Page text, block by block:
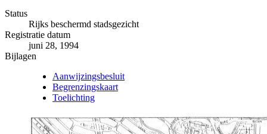
+
−
Status
Rijks beschermd stadsgezicht
Registratie datum
juni 28, 1994
Bijlagen
Aanwijzingsbesluit
Begrenzingskaart
Toelichting